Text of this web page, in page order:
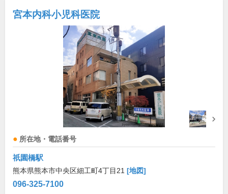
宮本内科小児科医院
所在地・電話番号
祇園橋駅
熊本県熊本市中央区細工町4丁目21 [地図]
096-325-7100